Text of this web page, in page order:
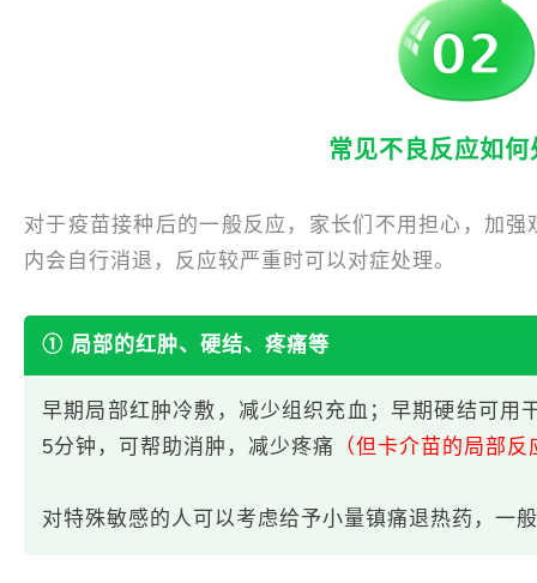
常见不良反应如何
对于疫苗接种后的一般反应，家长们不用担心，加
内会自行消退，反应较严重时可以对症处理。
① 局部的红肿、硬结、疼痛等
早期局部红肿冷敷，减少组织充血；早期硬结可用
5分钟，可帮助消肿，减少疼痛
（但卡介苗的局部
对特殊敏感的人可以考虑给予小量镇痛退热药，一